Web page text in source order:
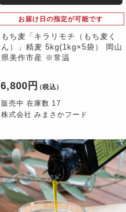
お届け日の指定が可能です
もち麦「キラリモチ（もち麦く
ん）」精麦 5kg(1kg×5袋） 岡山
県美作市産 ※常温
6,800円 （税込）
販売中 在庫数 17
株式会社 みまさかフード